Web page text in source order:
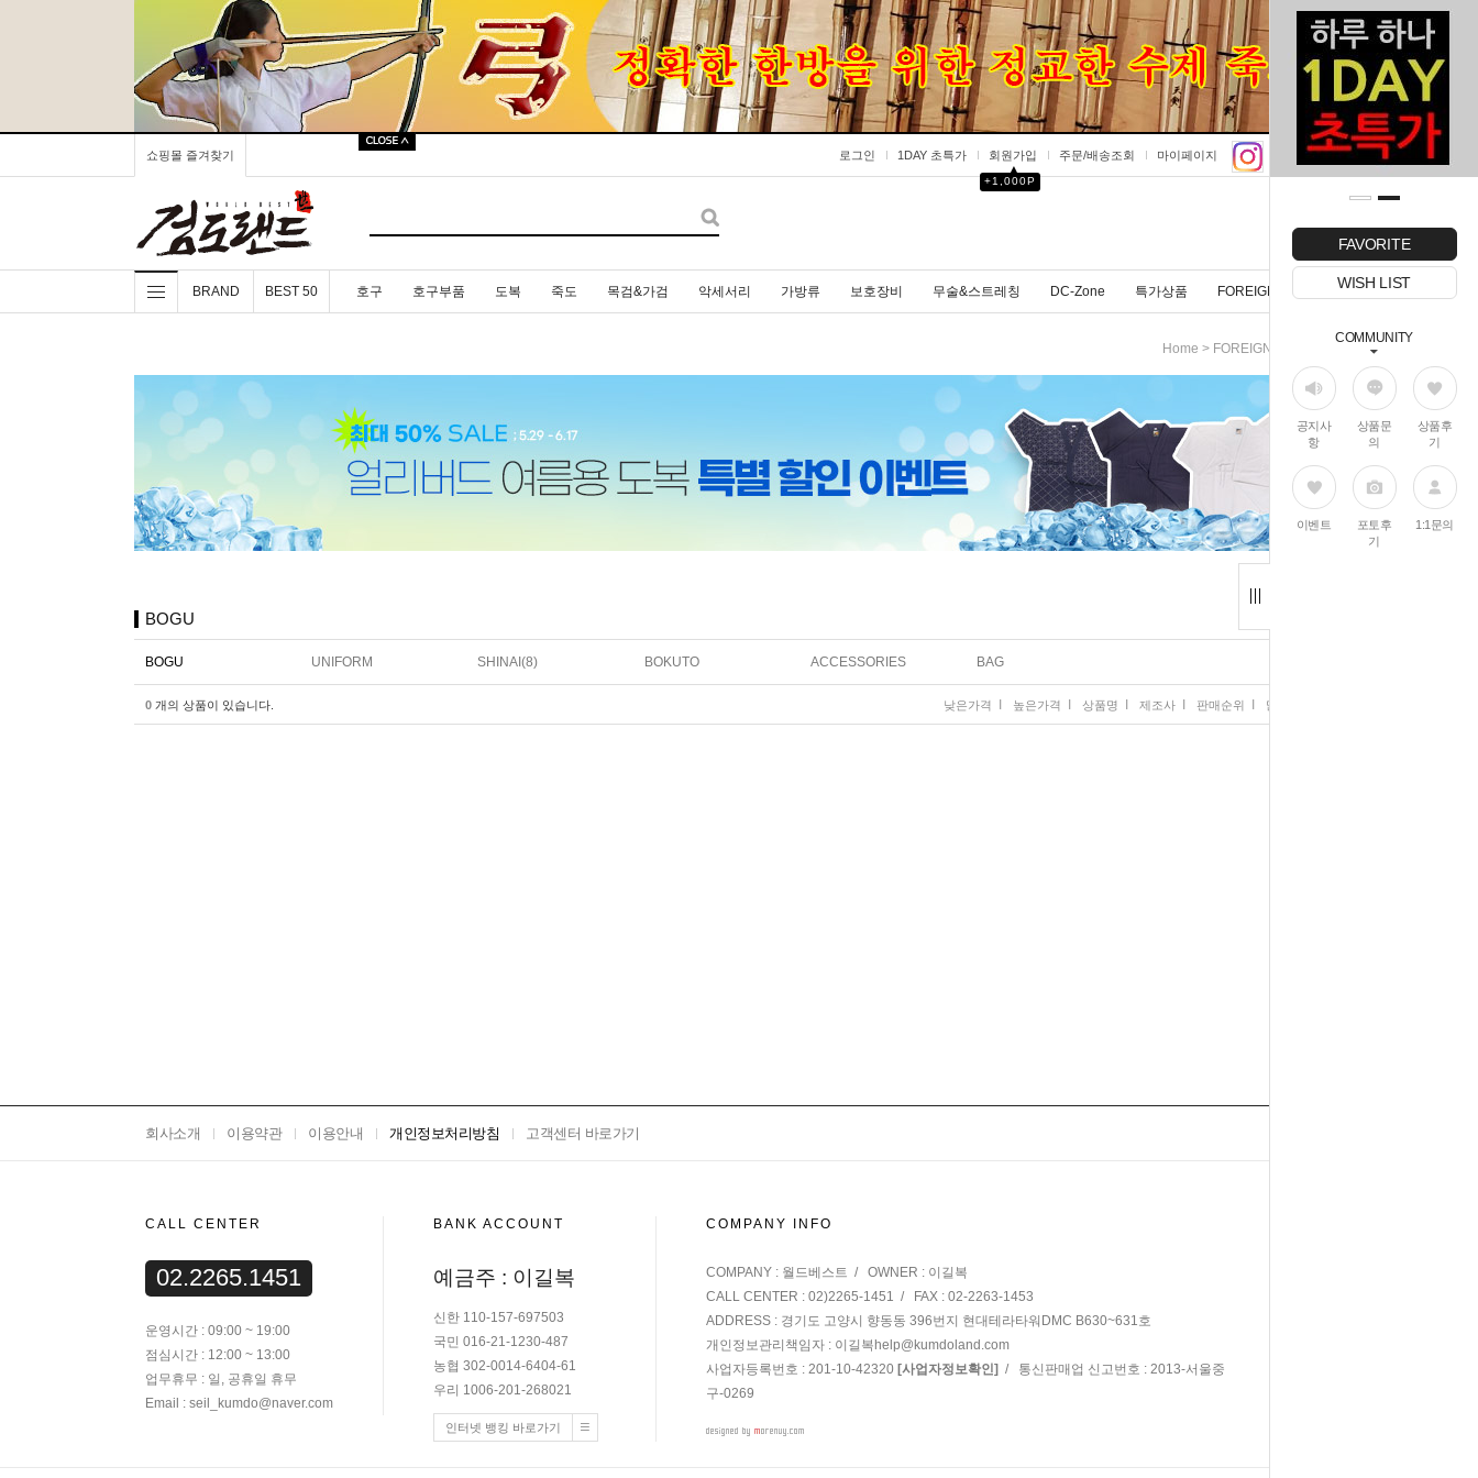
FAVORITE
WISH LIST
COMMUNITY
공지사
항
상품문
의
상품후
기
이벤트
포토후
기
1:1문의
쇼핑몰 즐겨찾기 로그인 1DAY 초특가 회원가입
▲
+1,000P
주문/배송조회 마이페이지
BRAND BEST 50 호구 호구부품 도복 죽도 목검&가검 악세서리 가방류 보호장비 무술&스트레칭 DC-Zone 특가상품 FOREIGNER
Home > FOREIGNER
BOGU
BOGU UNIFORM SHINAI(8) BOKUTO ACCESSORIES BAG
0 개의 상품이 있습니다. 낮은가격 높은가격 상품명 제조사 판매순위 많이 본 상품
회사소개 이용약관 이용안내 개인정보처리방침 고객센터 바로가기
CALL CENTER
02.2265.1451
운영시간 : 09:00 ~ 19:00
점심시간 : 12:00 ~ 13:00
업무휴무 : 일, 공휴일 휴무
Email : seil_kumdo@naver.com
BANK ACCOUNT
예금주 : 이길복
신한 110-157-697503
국민 016-21-1230-487
농협 302-0014-6404-61
우리 1006-201-268021
인터넷 뱅킹 바로가기
COMPANY INFO
COMPANY : 월드베스트 / OWNER : 이길복
CALL CENTER : 02)2265-1451 / FAX : 02-2263-1453
ADDRESS : 경기도 고양시 향동동 396번지 현대테라타워DMC B630~631호
개인정보관리책임자 : 이길복 help@kumdoland.com
사업자등록번호 : 201-10-42320 [사업자정보확인] / 통신판매업 신고번호 : 2013-서울중
구-0269